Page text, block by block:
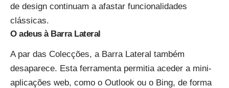
de design continuam a afastar funcionalidades
clássicas.
O adeus à Barra Lateral
A par das Colecções, a Barra Lateral também
desaparece. Esta ferramenta permitia aceder a mini-
aplicações web, como o Outlook ou o Bing, de forma